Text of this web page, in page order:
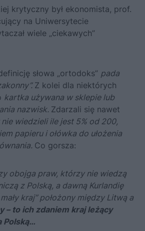
krytyczny był ekonomista, prof.
na Uniwersytecie
wiele „ciekawych”
słowa „ortodoks” pada
Z kolei dla niektórych
kartka używana w sklepie lub
nazwisk. Zdarzali się nawet
wiedzieli ile jest 5% od 200,
papieru i ołówka do ułożenia
Co gorsza:
obojga praw, którzy nie wiedzą
z Polską, a dawną Kurlandię
kraj” położony między Litwą a
– to ich zdaniem kraj leżący
Polską…